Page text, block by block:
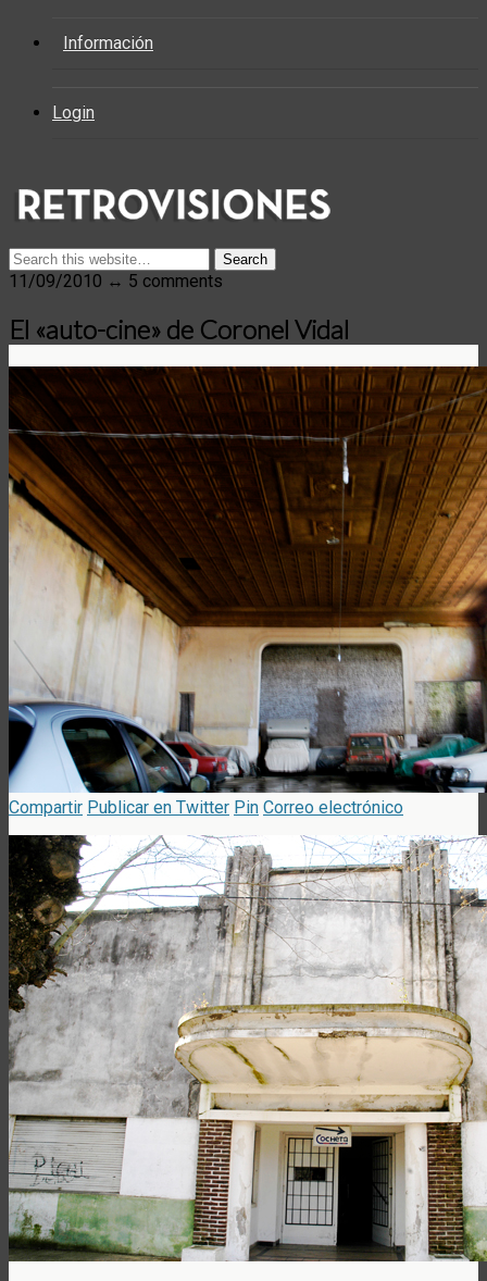
Información
Login
11/09/2010 ↔ 5 comments
El «auto-cine» de Coronel Vidal
Compartir Publicar en Twitter Pin Correo electrónico